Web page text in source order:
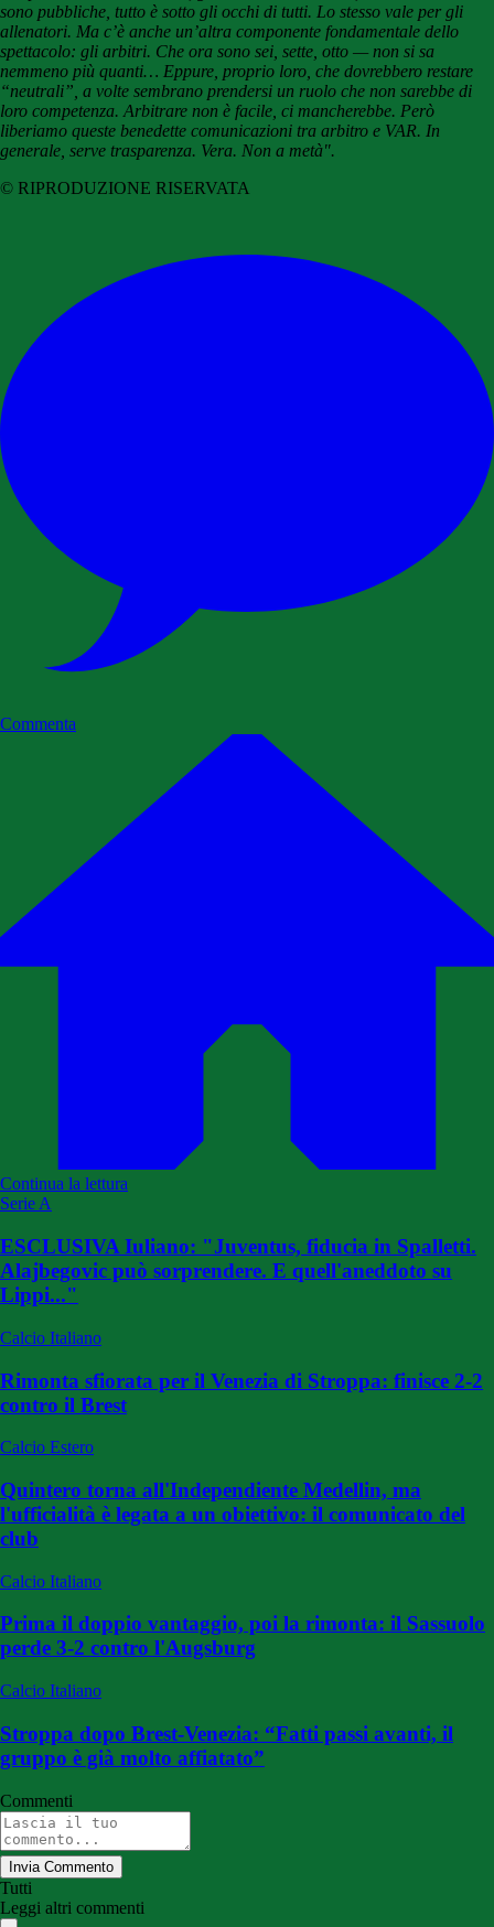
sono pubbliche, tutto è sotto gli occhi di tutti. Lo stesso vale per gli
allenatori. Ma c’è anche un’altra componente fondamentale dello
spettacolo: gli arbitri. Che ora sono sei, sette, otto — non si sa
nemmeno più quanti… Eppure, proprio loro, che dovrebbero restare
“neutrali”, a volte sembrano prendersi un ruolo che non sarebbe di
loro competenza. Arbitrare non è facile, ci mancherebbe. Però
liberiamo queste benedette comunicazioni tra arbitro e VAR. In
generale, serve trasparenza. Vera. Non a metà".
© RIPRODUZIONE RISERVATA
Commenta
Continua la lettura
Serie A
ESCLUSIVA Iuliano: "Juventus, fiducia in Spalletti.
Alajbegovic può sorprendere. E quell'aneddoto su
Lippi..."
Calcio Italiano
Rimonta sfiorata per il Venezia di Stroppa: finisce 2-2
contro il Brest
Calcio Estero
Quintero torna all'Independiente Medellin, ma
l'ufficialità è legata a un obiettivo: il comunicato del
club
Calcio Italiano
Prima il doppio vantaggio, poi la rimonta: il Sassuolo
perde 3-2 contro l'Augsburg
Calcio Italiano
Stroppa dopo Brest-Venezia: “Fatti passi avanti, il
gruppo è già molto affiatato”
Commenti
Invia Commento
Tutti
Leggi altri commenti